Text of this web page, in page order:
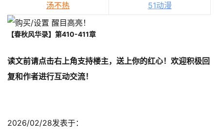
汤不热
51动漫
【春秋风华录】第410-411章
读文前请点击右上角支持楼主，送上你的红心！欢迎积极回
复和作者进行互动交流！
2026/02/28发表于：